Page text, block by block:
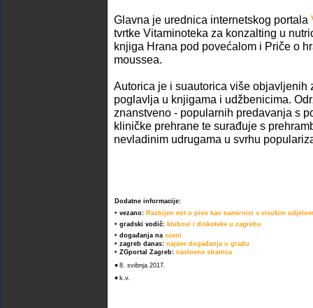
Glavna je urednica internetskog portala
tvrtke Vitaminoteka za konzalting u
knjiga Hrana pod povećalom i Priče o
moussea.
Autorica je i suautorica više objavljenih
poglavlja u knjigama i udžbenicima.
znanstveno - popularnih predavanja s
kliničke prehrane te surađuje s
nevladinim udrugama u svrhu
Dodatne informacije:
• vezano: Razbijen mit o pivu kao namirnici s visokim
• gradski vodič: klubovi i diskoteke u zagrebu
• događanja na sceni
• zagreb danas: najave događanja u gradu
• ZGportal Zagreb: naslovna stranica
• 8. svibnja 2017.
• k.v.